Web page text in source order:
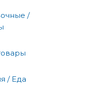
/
/ Еда